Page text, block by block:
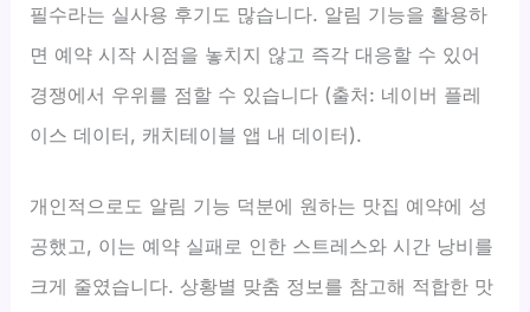
필수라는 실사용 후기도 많습니다. 알림 기능을 활용하
면 예약 시작 시점을 놓치지 않고 즉각 대응할 수 있어
경쟁에서 우위를 점할 수 있습니다 (출처: 네이버 플레
이스 데이터, 캐치테이블 앱 내 데이터).
개인적으로도 알림 기능 덕분에 원하는 맛집 예약에 성
공했고, 이는 예약 실패로 인한 스트레스와 시간 낭비를
크게 줄였습니다. 상황별 맞춤 정보를 참고해 적합한 맛